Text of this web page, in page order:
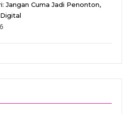
Jangan Cuma Jadi Penonton,